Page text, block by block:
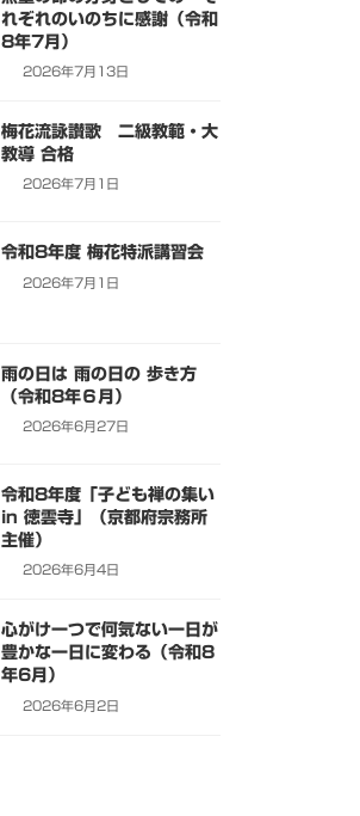
れぞれのいのちに感謝（令和
8年7月）
2026年7月13日
梅花流詠讃歌 二級教範・大
教導 合格
2026年7月1日
令和8年度 梅花特派講習会
2026年7月1日
雨の日は 雨の日の 歩き方
（令和8年６月）
2026年6月27日
令和8年度「子ども禅の集い
in 徳雲寺」（京都府宗務所
主催）
2026年6月4日
心がけ一つで何気ない一日が
豊かな一日に変わる（令和8
年6月）
2026年6月2日